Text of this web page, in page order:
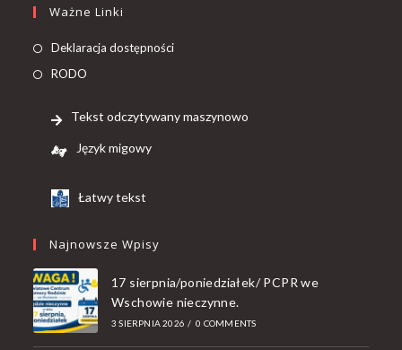
Ważne Linki
Deklaracja dostępności
RODO
Tekst odczytywany maszynowo
Język migowy
Łatwy tekst
Najnowsze Wpisy
17 sierpnia/poniedziałek/ PCPR we
Wschowie nieczynne.
3 SIERPNIA 2026 / 0 COMMENTS